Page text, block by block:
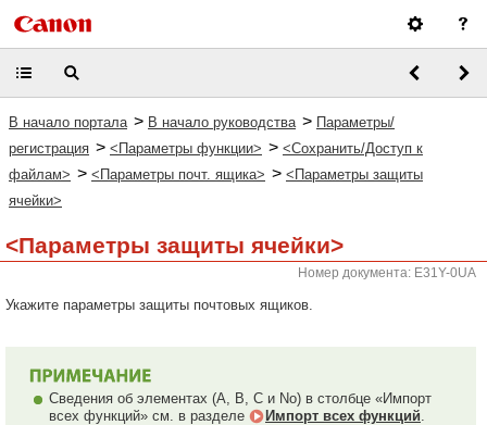
В начало портала > В начало руководства > Параметры/
регистрация > <Параметры функции> > <Сохранить/Доступ к
файлам> > <Параметры почт. ящика> > <Параметры защиты
ячейки>
<Параметры защиты ячейки>
Номер документа: E31Y-0UA
Укажите параметры защиты почтовых ящиков.
Сведения об элементах (A, B, C и No) в столбце «Импорт
всех функций» см. в разделе
Импорт всех функций.